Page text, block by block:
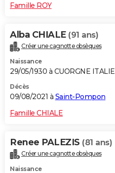
Famille ROY
Alba CHIALE (91 ans)
Créer une cagnotte obsèques
Naissance
29/05/1930 à CUORGNE ITALIE
Décès
09/08/2021 à Saint-Pompon
Famille CHIALE
Renee PALEZIS (81 ans)
Créer une cagnotte obsèques
Naissance